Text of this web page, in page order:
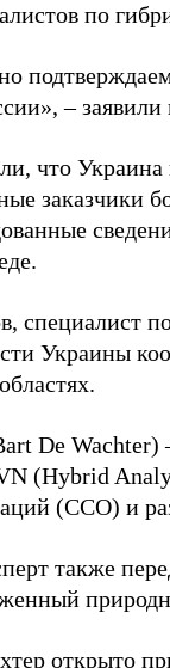
по
–
что
заказчики
специалист
Украины
De
(Hybrid
(ССО) и
также
открыто